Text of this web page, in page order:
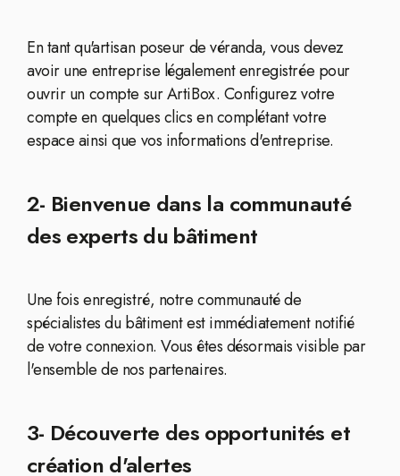
En tant qu'artisan poseur de véranda, vous devez
avoir une entreprise légalement enregistrée pour
ouvrir un compte sur ArtiBox. Configurez votre
compte en quelques clics en complétant votre
espace ainsi que vos informations d'entreprise.
2- Bienvenue dans la communauté
des experts du bâtiment
Une fois enregistré, notre communauté de
spécialistes du bâtiment est immédiatement notifié
de votre connexion. Vous êtes désormais visible par
l'ensemble de nos partenaires.
3- Découverte des opportunités et
création d'alertes